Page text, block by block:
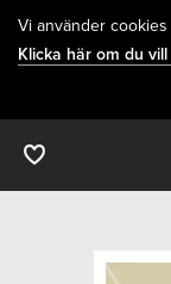
Vi använder
Klicka här om du